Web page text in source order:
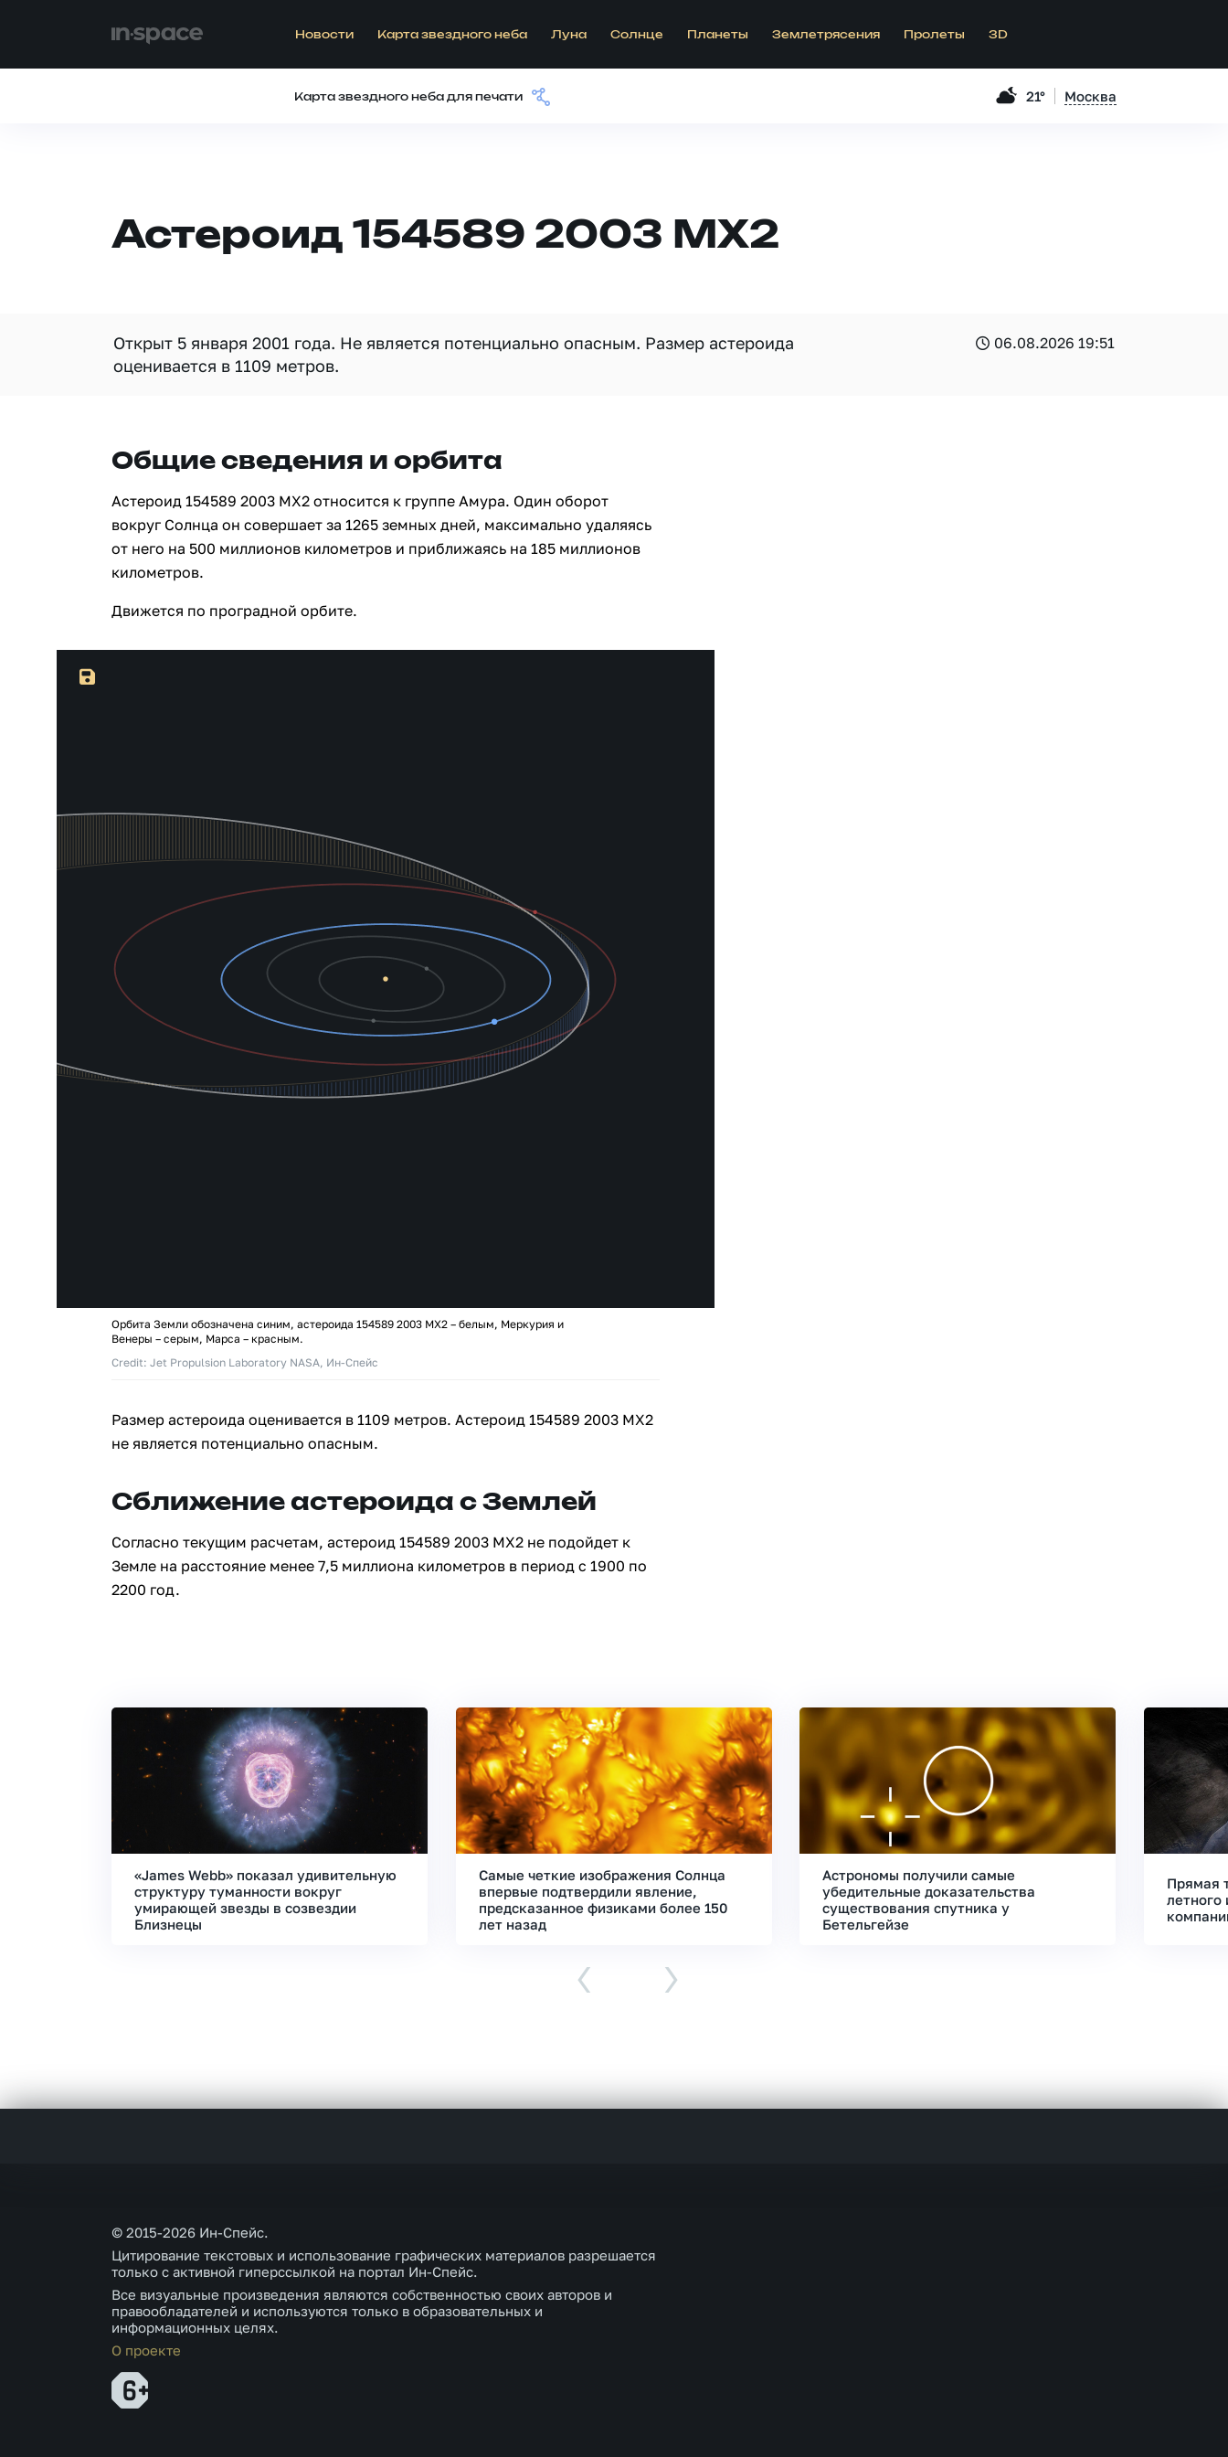
Новости Карта звездного неба Луна Солнце Планеты Землетрясения Пролеты 3D
Карта звездного неба для печати 21° Москва
Астероид 154589 2003 MX2
Открыт 5 января 2001 года. Не является потенциально опасным. Размер астероида
оценивается в 1109 метров.
06.08.2026 19:51
Общие сведения и орбита
Астероид 154589 2003 MX2 относится к группе Амура. Один оборот
вокруг Солнца он совершает за 1265 земных дней, максимально удаляясь
от него на 500 миллионов километров и приближаясь на 185 миллионов
километров.
Движется по проградной орбите.
Орбита Земли обозначена синим, астероида 154589 2003 MX2 – белым, Меркурия и
Венеры – серым, Марса – красным.
Credit: Jet Propulsion Laboratory NASA, Ин-Спейс
Размер астероида оценивается в 1109 метров. Астероид 154589 2003 MX2
не является потенциально опасным.
Сближение астероида с Землей
Согласно текущим расчетам, астероид 154589 2003 MX2 не подойдет к
Земле на расстояние менее 7,5 миллиона километров в период с 1900 по
2200 год.
«James Webb» показал удивительную
структуру туманности вокруг
умирающей звезды в созвездии
Близнецы
Самые четкие изображения Солнца
впервые подтвердили явление,
предсказанное физиками более 150
лет назад
Астрономы получили самые
убедительные доказательства
существования спутника у
Бетельгейзе
Прямая
летного
‹ ›
© 2015-2026 Ин-Спейс.
Цитирование текстовых и использование графических материалов разрешается
только с активной гиперссылкой на портал Ин-Спейс.
Все визуальные произведения являются собственностью своих авторов и
правообладателей и используются только в образовательных и
информационных целях.
О проекте